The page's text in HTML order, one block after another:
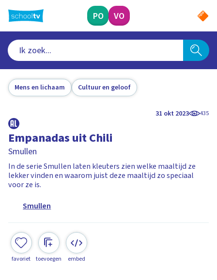
naar
hoofdinhoud
PO VO
Mens en lichaam Cultuur en geloof
31 okt 2023 435
Empanadas uit Chili
Smullen
In de serie Smullen laten kleuters zien welke maaltijd ze
lekker vinden en waarom juist deze maaltijd zo speciaal
voor ze is.
Smullen
favoriet toevoegen embed